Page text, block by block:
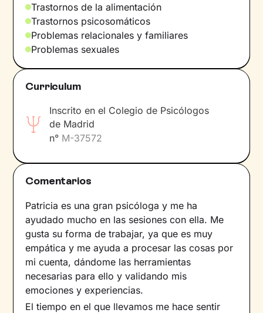
Trastornos de la alimentación
Trastornos psicosomáticos
Problemas relacionales y familiares
Problemas sexuales
Curriculum
Inscrito en el Colegio de Psicólogos
de Madrid
n° M-37572
Comentarios
Patricia es una gran psicóloga y me ha
ayudado mucho en las sesiones con ella. Me
gusta su forma de trabajar, ya que es muy
empática y me ayuda a procesar las cosas por
mi cuenta, dándome las herramientas
necesarias para ello y validando mis
emociones y experiencias.
El tiempo en el que llevamos me hace sentir